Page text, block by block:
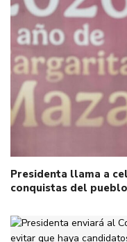
Presidenta llama a
conquistas del